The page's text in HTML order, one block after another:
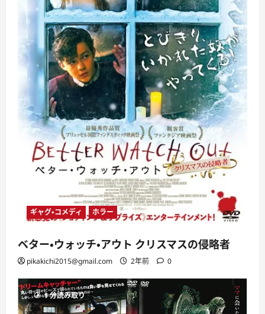
ギャグ・コメディ ホラー
ベター・ウォッチ・アウト クリスマスの侵略者
pikakichi2015@gmail.com 2年前 0
1 分読み取り